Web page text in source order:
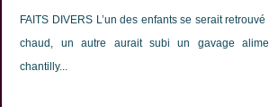
FAITS DIVERS L’un des enfants se serait
chaud, un autre aurait subi un gavage
chantilly...